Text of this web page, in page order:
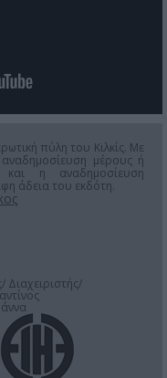
πύλη του Κιλκίς. Με
μέρους ή
η αναδημοσίευση
άδεια του εκδότη.
Διαχειριστής/